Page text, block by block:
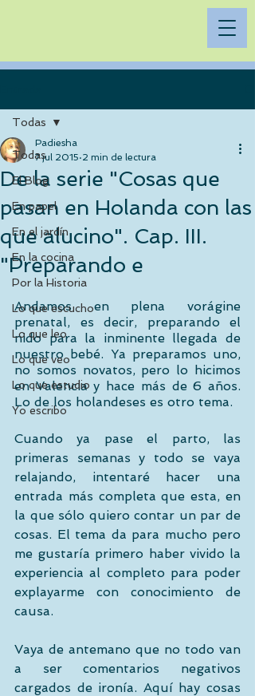
Todas
El Blog
En papel
En el jardín
En la cocina
Por la Historia
Lo que escucho
Lo que leo
Lo que veo
Lo que estudio
Yo escribo
Todas
De la serie "Cosas que
pasan en Holanda con las
que alucino". Cap. III.
"Preparando e
Padiesha
7 jul 2015 2 min de lectura
Andamos en plena vorágine
prenatal, es decir, preparando el
nido para la inminente llegada de
nuestro bebé. Ya preparamos uno,
no somos novatos, pero lo hicimos
en Valencia y hace más de 6 años.
Lo de los holandeses es otro tema.
Cuando ya pase el parto, las
primeras semanas y todo se vaya
relajando, intentaré hacer una
entrada más completa que esta, en
la que sólo quiero contar un par de
cosas. El tema da para mucho pero
me gustaría primero haber vivido la
experiencia al completo para poder
explayarme con conocimiento de
causa.
Vaya de antemano que no todo van
a ser comentarios negativos
cargados de ironía. Aquí hay cosas